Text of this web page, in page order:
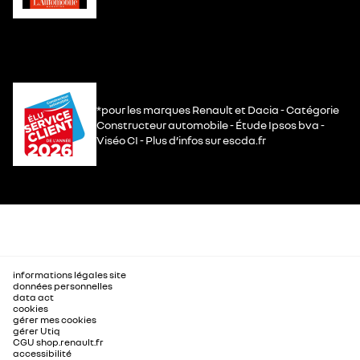
*pour les marques Renault et Dacia - Catégorie
Constructeur automobile - Étude Ipsos bva -
Viséo CI - Plus d’infos sur escda.fr
informations légales site
données personnelles
data act
cookies
gérer mes cookies
gérer Utiq
CGU shop.renault.fr
accessibilité